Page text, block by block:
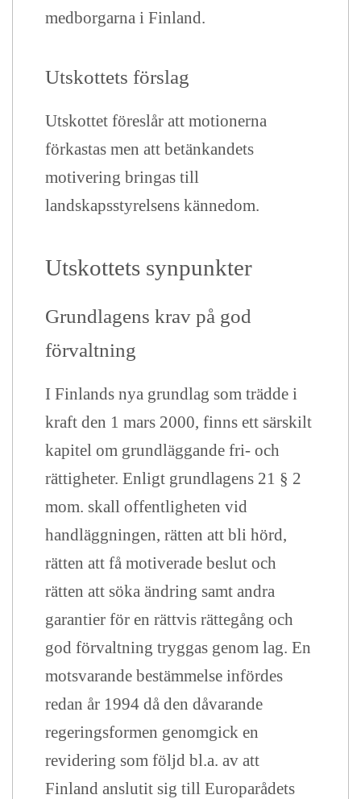
medborgarna i Finland.
Utskottets förslag
Utskottet föreslår att motionerna
förkastas men att betänkandets
motivering bringas till
landskapsstyrelsens kännedom.
Utskottets synpunkter
Grundlagens krav på god
förvaltning
I Finlands nya grundlag som trädde i
kraft den 1 mars 2000, finns ett särskilt
kapitel om grundläggande fri- och
rättigheter. Enligt grundlagens 21 § 2
mom. skall offentligheten vid
handläggningen, rätten att bli hörd,
rätten att få motiverade beslut och
rätten att söka ändring samt andra
garantier för en rättvis rättegång och
god förvaltning tryggas genom lag. En
motsvarande bestämmelse infördes
redan år 1994 då den dåvarande
regeringsformen genomgick en
revidering som följd bl.a. av att
Finland anslutit sig till Europarådets